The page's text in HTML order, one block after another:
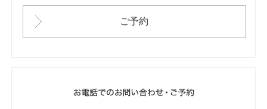
ご予約